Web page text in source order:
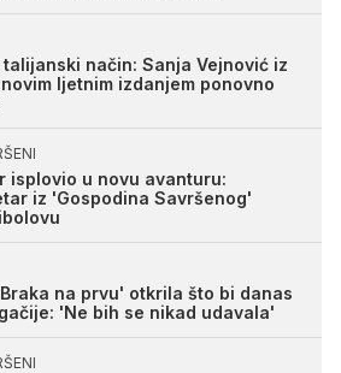
način: Sanja Vejnović iz
ljetnim izdanjem ponovno
isplovio u novu avanturu:
iz 'Gospodina Savršenog'
na prvu' otkrila što bi danas
'Ne bih se nikad udavala'